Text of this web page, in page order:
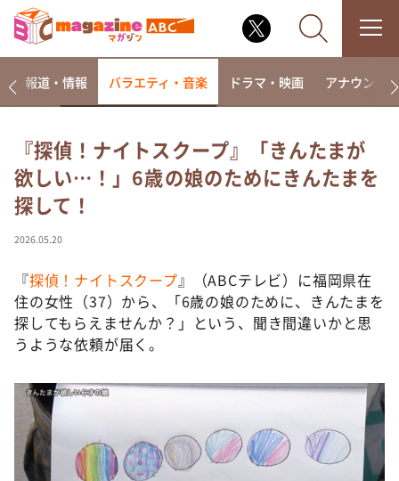
なるみ・岡村の過ぎるTV
相席食堂
これ余談なんですけど・・・
て真剣です
探偵！ナイトスクープ
news おかえり
本日はダイアンなり！シーズン２
朝だ！生です旅サラダ
報道・情報 バラエティ・音楽 ドラマ・映画 アナウンサー
『探偵！ナイトスクープ』「きんたまが
欲しい…！」6歳の娘のためにきんたまを
探して！
2026.05.20
『探偵！ナイトスクープ』（ABCテレビ）に福岡県在
住の女性（37）から、「6歳の娘のために、きんたまを
探してもらえませんか？」という、聞き間違いかと思
うような依頼が届く。